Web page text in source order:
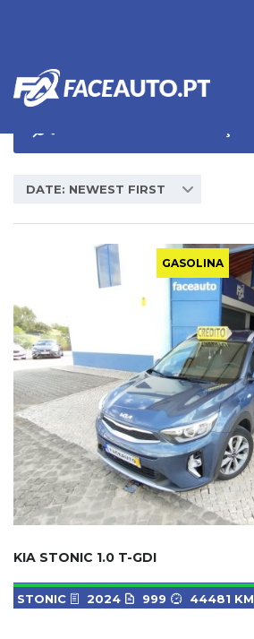
DATE: NEWEST FIRST
GASOLINA
KIA STONIC 1.0 T-GDI
STONIC 2024 999 44481 KM